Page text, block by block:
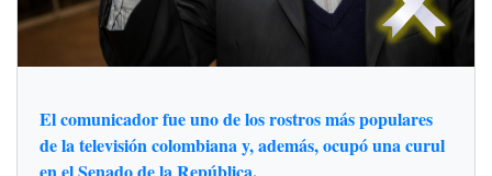
El comunicador fue uno de los rostros más populares
de la televisión colombiana y, además, ocupó una curul